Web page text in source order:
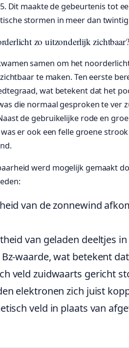
Dit maakte de gebeurtenis tot
stormen in meer dan
zo uitzonderlijk zichtbaar?
samen om het
te maken. Ten eerste
wat betekent dat het
die normaal gesproken te ver
de gebruikelijke rode en
er ook een felle groene
werd mogelijk gemaakt
van de zonnewind
van geladen deeltjes
Bz-waarde, wat betekent
veld zuidwaarts gericht
elektronen zich juist
veld in plaats van